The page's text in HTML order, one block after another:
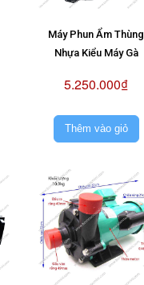
Máy Phun Ẩm Thùng
Nhựa Kiểu Máy Gà
5.250.000₫
Thêm vào giỏ